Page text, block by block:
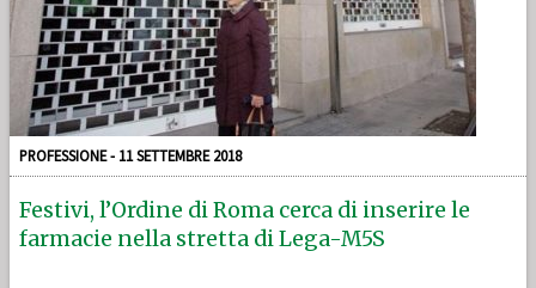
PROFESSIONE - 11 SETTEMBRE 2018
Festivi, l’Ordine di Roma cerca di inserire le
farmacie nella stretta di Lega-M5S